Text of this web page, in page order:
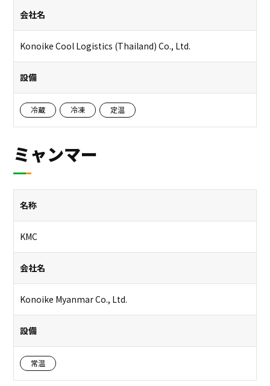
会社名
Konoike Cool Logistics (Thailand) Co., Ltd.
設備
冷蔵 冷凍 定温
ミャンマー
名称
KMC
会社名
Konoike Myanmar Co., Ltd.
設備
常温